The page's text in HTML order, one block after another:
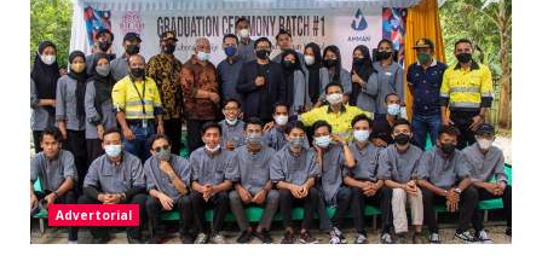
Advertorial